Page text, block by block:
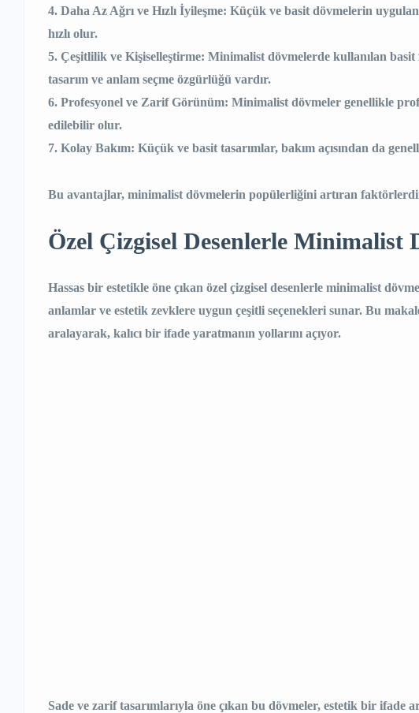
Daha Az Ağrı ve Hızlı İyileşme: Küçük ve basit dövmelerin
hızlı olur.
Çeşitlilik ve Kişiselleştirme: Minimalist dövmelerde kullanılan
tasarım ve anlam seçme özgürlüğü vardır.
Profesyonel ve Zarif Görünüm: Minimalist dövmeler genellikle
edilebilir olur.
Kolay Bakım: Küçük ve basit tasarımlar, bakım açısından da
Bu avantajlar, minimalist dövmelerin popülerliğini artıran
Özel Çizgisel Desenlerle Minimalist
Hassas bir estetikle öne çıkan özel çizgisel desenlerle minimalist
anlamlar ve estetik zevklere uygun çeşitli seçenekleri sunar. Bu
aralayarak, kalıcı bir ifade yaratmanın yollarını açıyor.
Sade ve zarif tasarımlarıyla öne çıkan bu dövmeler, estetik bir ifade